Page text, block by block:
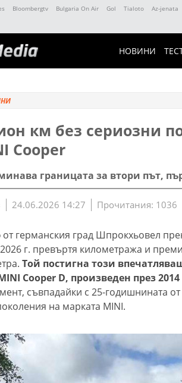
Bloombergtv Bulgaria On Air Gol Tialoto Az-jenata
НОВИНИ
км без сериозни
Cooper
границата за втори път,
24.06.2026 14:27 Прочитания: 1036
германския град Шпрокхьовел
г. превъртя километража и
Той постигна този
Cooper D, произведен през 2014
съвпадайки с 25-годишнината от
на марката MINI.